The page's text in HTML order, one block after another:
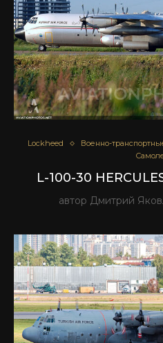
Lockheed Военно-
L-100-30
автор Дмитрий